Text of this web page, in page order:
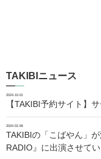
TAKIBIニュース
2024.10.01
【TAKIBI予約サイト】
2024.02.06
TAKIBIの「こばやん」
RADIO』に出演させて